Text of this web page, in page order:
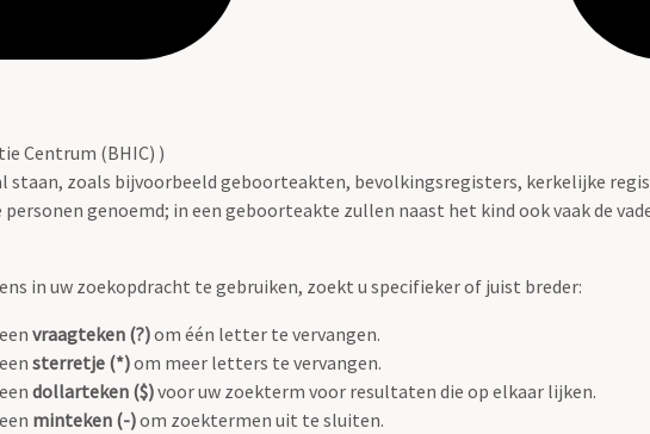
Centrum (BHIC) )
staan, zoals bijvoorbeeld geboorteakten, bevolkingsregisters, kerkelijke
genoemd; in een geboorteakte zullen naast het kind ook vaak de
in uw zoekopdracht te gebruiken, zoekt u specifieker of juist breder:
vraagteken (?)om één letter te vervangen.
sterretje (*)om meer letters te vervangen.
dollarteken ($)voor uw zoekterm voor resultaten die op elkaar lijken.
minteken (-)om zoektermen uit te sluiten.